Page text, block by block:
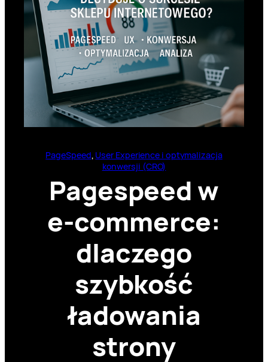
PageSpeed User Experience i optymalizacja
konwersji (CRO)
Pagespeed w
e-commerce:
dlaczego
szybkość
ładowania
strony